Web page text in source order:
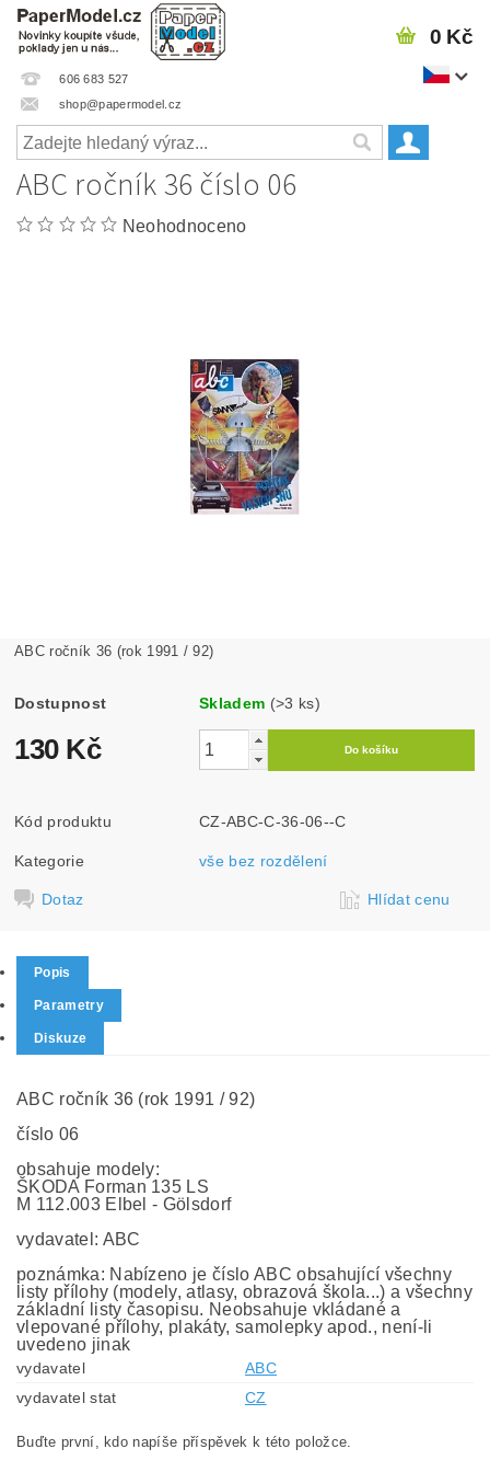
606 683 527
shop@papermodel.cz
0 Kč
ABC ročník 36 číslo 06
Neohodnoceno
ABC ročník 36 (rok 1991 / 92)
Dostupnost Skladem (>3 ks)
130 Kč
Kód produktu CZ-ABC-C-36-06--C
Kategorie vše bez rozdělení
Dotaz Hlídat cenu
Popis
Parametry
Diskuze
ABC ročník 36 (rok 1991 / 92)
číslo 06
obsahuje modely:
ŠKODA Forman 135 LS
M 112.003 Elbel - Gölsdorf
vydavatel: ABC
poznámka: Nabízeno je číslo ABC obsahující všechny
listy přílohy (modely, atlasy, obrazová škola...) a všechny
základní listy časopisu. Neobsahuje vkládané a
vlepované přílohy, plakáty, samolepky apod., není-li
uvedeno jinak
vydavatel
ABC
vydavatel stat
CZ
Buďte první, kdo napíše příspěvek k této položce.